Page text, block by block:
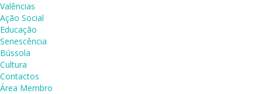
Valências
Ação Social
Educação
Senescência
Bússola
Cultura
Contactos
Área Membro